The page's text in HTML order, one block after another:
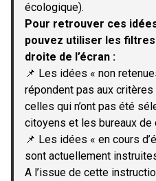
écologique).
Pour retrouver ces
pouvez utiliser les filtres
droite de l’écran :
📌 Les idées « non
répondent pas aux
celles qui n’ont pas été
citoyens et les bureaux de
📌 Les idées « en cours
sont actuellement
A l’issue de cette